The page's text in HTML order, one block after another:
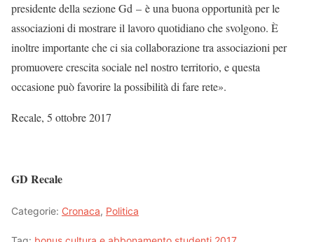
presidente della sezione Gd – è una buona opportunità per le
associazioni di mostrare il lavoro quotidiano che svolgono. È
inoltre importante che ci sia collaborazione tra associazioni per
promuovere crescita sociale nel nostro territorio, e questa
occasione può favorire la possibilità di fare rete».
Recale, 5 ottobre 2017
GD Recale
Categorie: Cronaca, Politica